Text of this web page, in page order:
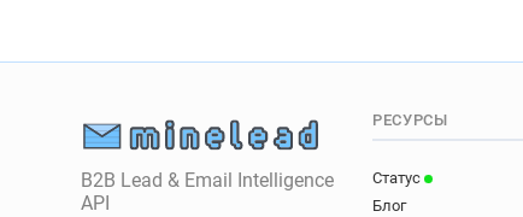
B2B Lead & Email Intelligence
API
РЕСУРСЫ
Статус
Блог